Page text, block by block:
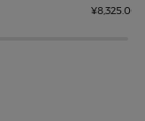
¥8,325.00